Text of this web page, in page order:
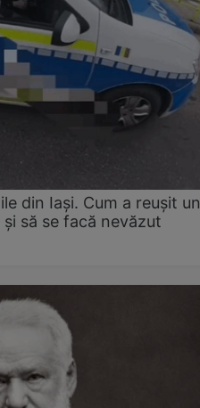
din Iași. Cum a reușit un
să se facă nevăzut